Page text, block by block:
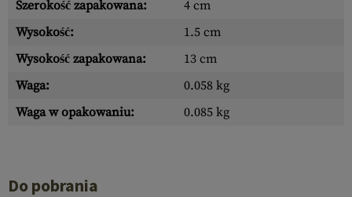
Szerokość zapakowana:
4 cm
Wysokość:
1.5 cm
Wysokość zapakowana:
13 cm
Waga:
0.058 kg
Waga w opakowaniu:
0.085 kg
Do pobrania